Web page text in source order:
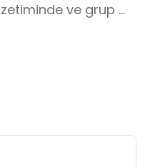
ve grup
uyulmalı,